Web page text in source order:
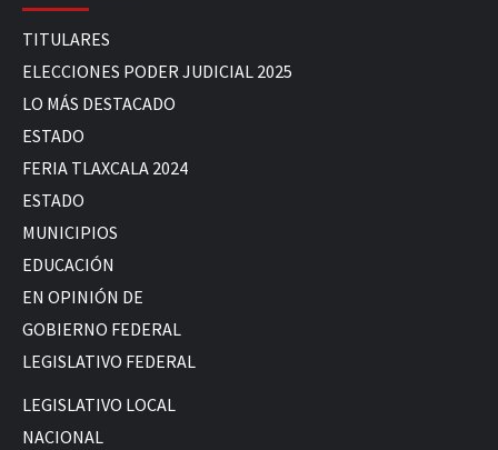
TITULARES
ELECCIONES PODER JUDICIAL 2025
LO MÁS DESTACADO
ESTADO
FERIA TLAXCALA 2024
ESTADO
MUNICIPIOS
EDUCACIÓN
EN OPINIÓN DE
GOBIERNO FEDERAL
LEGISLATIVO FEDERAL
LEGISLATIVO LOCAL
NACIONAL